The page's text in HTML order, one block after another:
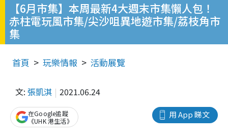
【6月市集】本周最新4大週末市集懶人包！
赤柱電玩風市集/尖沙咀異地遊市集/荔枝角市
集
首頁 玩樂情報 活動展覽
文: 張凱淇 2021.06.24
用 App 睇文
在Google追蹤
《UHK 港生活》